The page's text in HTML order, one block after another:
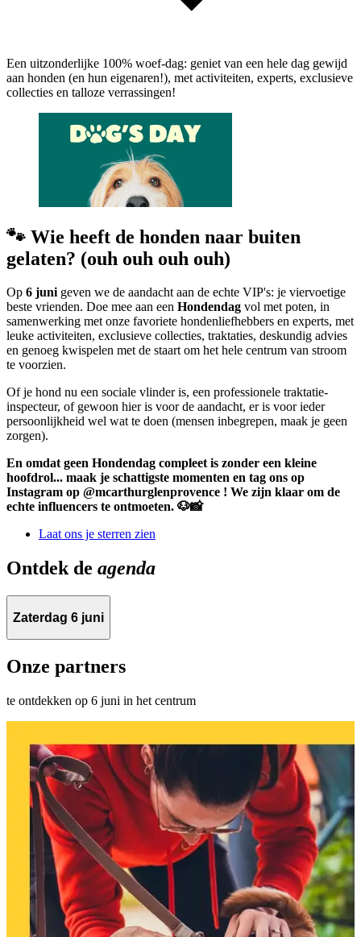
Een uitzonderlijke 100% woef-dag: geniet van een hele dag gewijd
aan honden (en hun eigenaren!), met activiteiten, experts, exclusieve
collecties en talloze verrassingen!
🐾 Wie heeft de honden naar buiten
gelaten? (ouh ouh ouh ouh)
Op 6 junigeven we de aandacht aan de echte VIP's: je viervoetige
beste vrienden. Doe mee aan een Hondendag vol met poten, in
samenwerking met onze favoriete hondenliefhebbers en experts, met
leuke activiteiten, exclusieve collecties, traktaties, deskundig advies
en genoeg kwispelen met de staart om het hele centrum van stroom
te voorzien.
Of je hond nu een sociale vlinder is, een professionele traktatie-
inspecteur, of gewoon hier is voor de aandacht, er is voor ieder
persoonlijkheid wel wat te doen (mensen inbegrepen, maak je geen
zorgen).
En omdat geen Hondendag compleet is zonder een kleine
hoofdrol... maak je schattigste momenten en tag ons op
Instagram op @mcarthurglenprovence ! We zijn klaar om de
echte influencers te ontmoeten. 🐶📸
Laat ons je sterren zien
Ontdek de agenda
Zaterdag 6 juni
Onze partners
te ontdekken op 6 juni in het centrum